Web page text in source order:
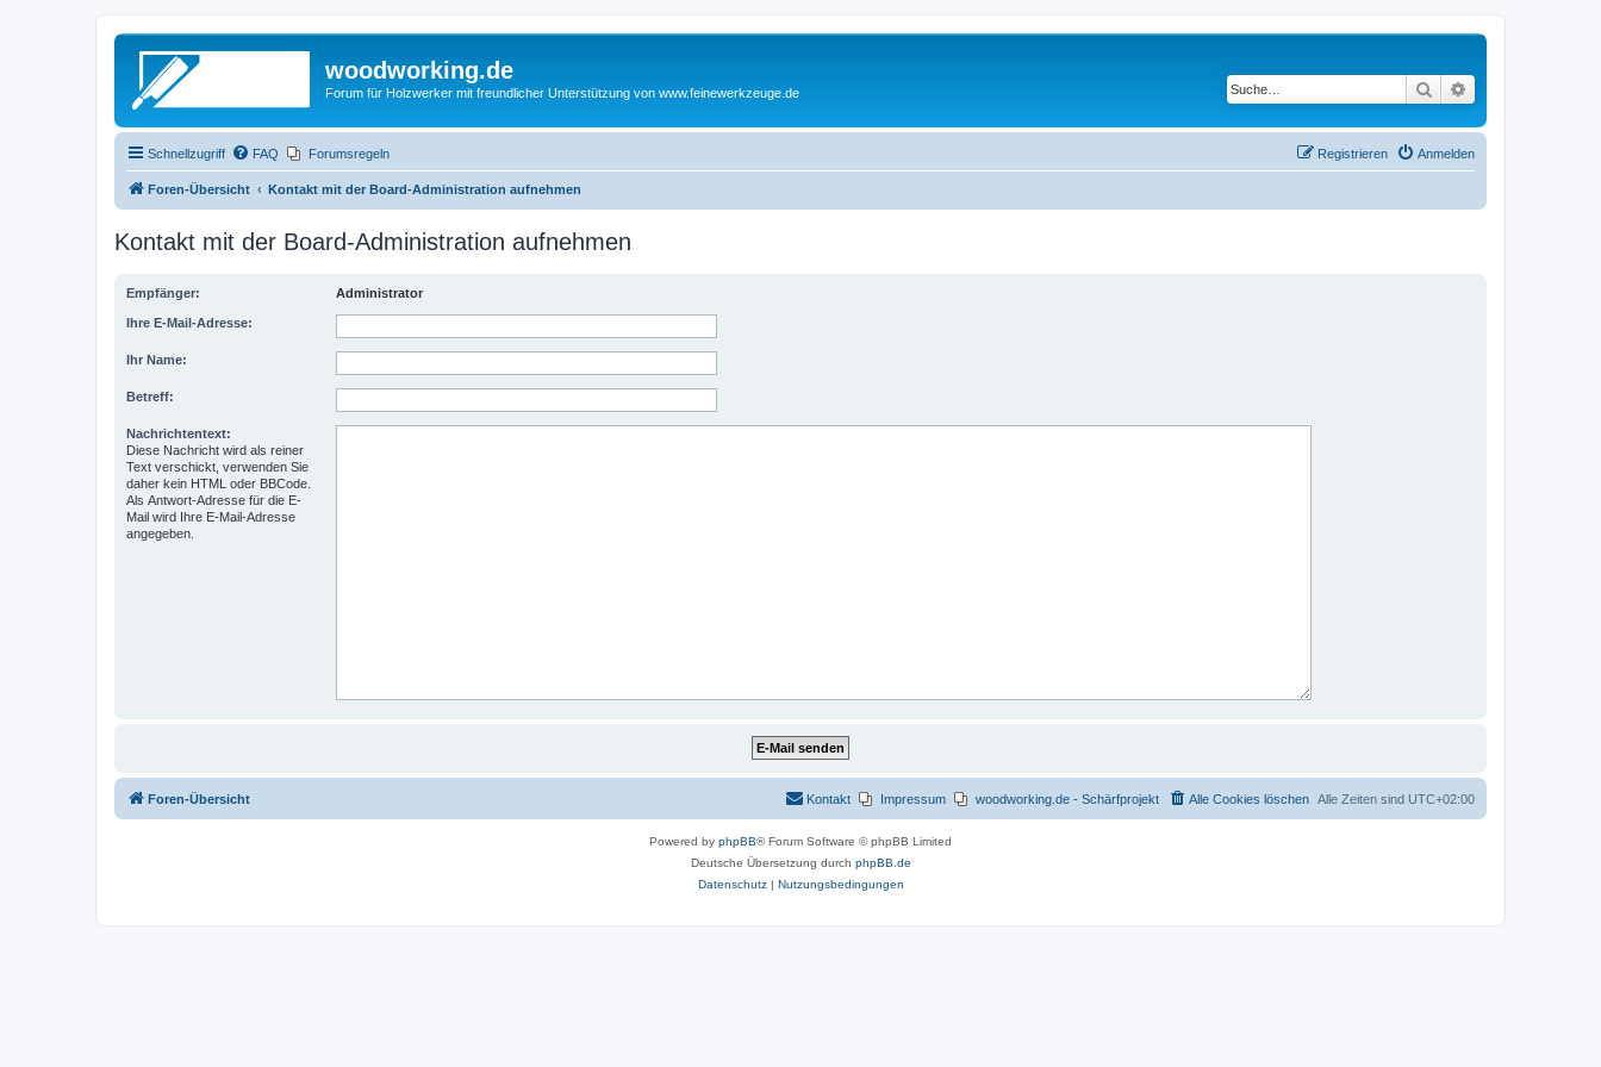
woodworking.de
Forum für Holzwerker mit freundlicher Unterstützung von www.feinewerkzeuge.de Suche
Schnellzugriff FAQ Forumsregeln Anmelden
Registrieren
Foren-Übersicht Kontakt mit der Board-Administration aufnehmen
Kontakt mit der Board-Administration aufnehmen
Empfänger: Administrator
Ihre E-Mail-Adresse:
Ihr Name:
Betreff:
Nachrichtentext:
Diese Nachricht wird als reiner
Text verschickt, verwenden Sie
daher kein HTML oder BBCode.
Als Antwort-Adresse für die E-
Mail wird Ihre E-Mail-Adresse
angegeben.
Foren-Übersicht Alle Zeiten sind UTC+02:00
Alle Cookies löschen
woodworking.de - Schärfprojekt
Impressum
Kontakt
Powered by phpBB® Forum Software © phpBB Limited
Deutsche Übersetzung durch phpBB.de
Datenschutz| Nutzungsbedingungen